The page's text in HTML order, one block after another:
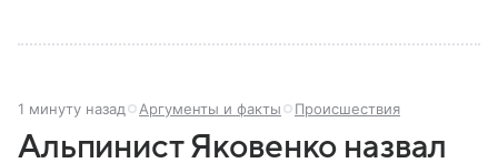
1 минуту назад Аргументы и факты Происшествия
Альпинист Яковенко назвал